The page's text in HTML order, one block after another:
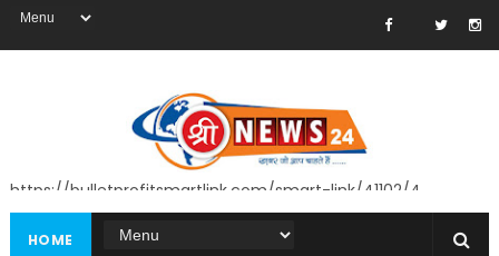
https://bulletprofitsmartlink.com/smart-link/41102/4
HOME